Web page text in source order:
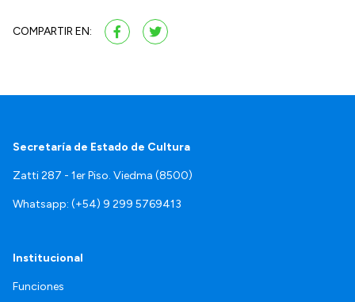
COMPARTIR EN:
Secretaría de Estado de Cultura
Zatti 287 - 1er Piso. Viedma (8500)
Whatsapp: (+54) 9 299 5769413
Institucional
Funciones